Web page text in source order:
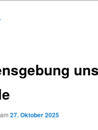
27. Oktober 2025